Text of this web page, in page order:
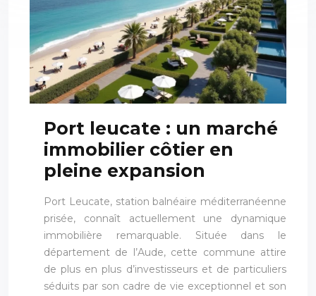
Port leucate : un marché
immobilier côtier en
pleine expansion
Port Leucate, station balnéaire méditerranéenne
prisée, connaît actuellement une dynamique
immobilière remarquable. Située dans le
département de l’Aude, cette commune attire
de plus en plus d’investisseurs et de particuliers
séduits par son cadre de vie exceptionnel et son